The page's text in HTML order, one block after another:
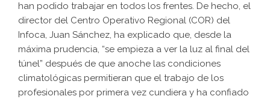
han podido trabajar en todos los frentes. De hecho, el
director del Centro Operativo Regional (COR) del
Infoca, Juan Sánchez, ha explicado que, desde la
máxima prudencia, “se empieza a ver la luz al final del
túnel” después de que anoche las condiciones
climatológicas permitieran que el trabajo de los
profesionales por primera vez cundiera y ha confiado